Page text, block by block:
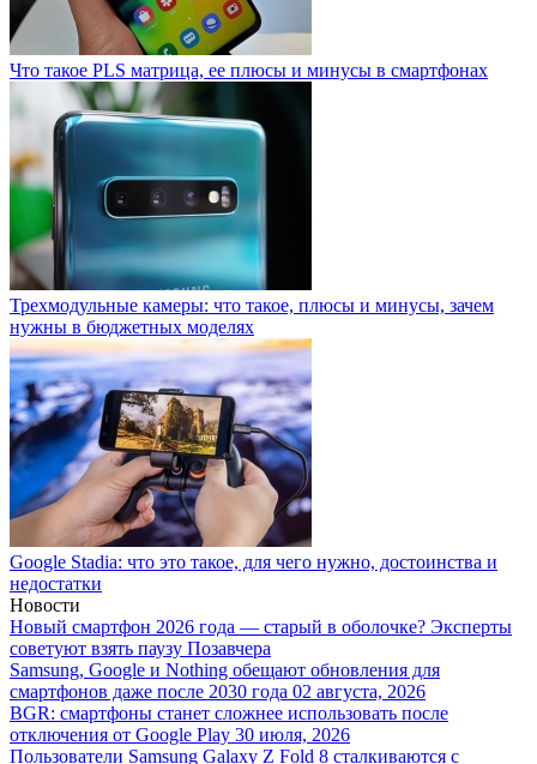
Что такое PLS матрица, ее плюсы и минусы в смартфонах
Трехмодульные камеры: что такое, плюсы и минусы, зачем
нужны в бюджетных моделях
Google Stadia: что это такое, для чего нужно, достоинства и
недостатки
Новости
Новый смартфон 2026 года — старый в оболочке? Эксперты
советуют взять паузу Позавчера
Samsung, Google и Nothing обещают обновления для
смартфонов даже после 2030 года 02 августа, 2026
BGR: смартфоны станет сложнее использовать после
отключения от Google Play 30 июля, 2026
Пользователи Samsung Galaxy Z Fold 8 сталкиваются с